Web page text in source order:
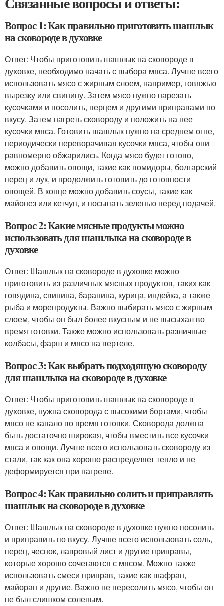
Вопрос 1: Как правильно приготовить шашлык
на сковороде в духовке
Ответ: Чтобы приготовить шашлык на сковороде в
духовке, необходимо начать с выбора мяса. Лучше всего
использовать мясо с жирным слоем, например, говяжью
вырезку или свинину. Затем мясо нужно нарезать
кусочками и посолить, перцем и другими приправами по
вкусу. Затем нагреть сковороду и положить на нее
кусочки мяса. Готовить шашлык нужно на среднем огне,
периодически переворачивая кусочки мяса, чтобы они
равномерно обжарились. Когда мясо будет готово,
можно добавить овощи, такие как помидоры, болгарский
перец и лук, и продолжить готовить до готовности
овощей. В конце можно добавить соусы, такие как
майонез или кетчуп, и посыпать зеленью перед подачей.
Вопрос 2: Какие мясные продукты можно
использовать для шашлыка на сковороде в
духовке
Ответ: Шашлык на сковороде в духовке можно
приготовить из различных мясных продуктов, таких как
говядина, свинина, баранина, курица, индейка, а также
рыба и морепродукты. Важно выбирать мясо с жирным
слоем, чтобы он был более вкусным и не высыхал во
время готовки. Также можно использовать различные
колбасы, фарш и мясо на вертеле.
Вопрос 3: Как выбрать подходящую сковороду
для шашлыка на сковороде в духовке
Ответ: Чтобы приготовить шашлык на сковороде в
духовке, нужна сковорода с высокими бортами, чтобы
мясо не капало во время готовки. Сковорода должна
быть достаточно широкая, чтобы вместить все кусочки
мяса и овощи. Лучше всего использовать сковороду из
стали, так как она хорошо распределяет тепло и не
деформируется при нагреве.
Вопрос 4: Как правильно солить и приправлять
шашлык на сковороде в духовке
Ответ: Шашлык на сковороде в духовке нужно посолить
и приправить по вкусу. Лучше всего использовать соль,
перец, чеснок, лавровый лист и другие приправы,
которые хорошо сочетаются с мясом. Можно также
использовать смеси приправ, такие как шафран,
майоран и другие. Важно не пересолить мясо, чтобы он
не был слишком соленым.